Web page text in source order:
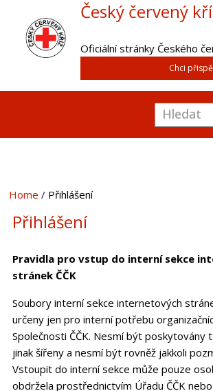
Český červený
Oficiální stránky Českého
Chci
Home Přihlášení
Přihlášení
Pravidla pro vstup do interní sekce
stránek ČČK
Soubory interní sekce internetových
určeny jen pro interní potřebu
Společnosti ČČK. Nesmí být poskytovány
jinak šířeny a nesmí být rovněž jakkoli
Vstoupit do interní sekce může pouze
obdržela prostřednictvím Úřadu ČČK